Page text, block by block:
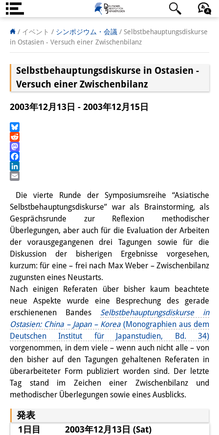
DIJ案内
研究所の概要
チーム
執行部
リサーチ・チーム
客員研究員
奨学生
研修生
研究活動
研究活動の概要
研究クラスター
日本におけるサステナビリティ
研究クラスター
デジタル・トランスフォーメー
ション
研究クラスター
トランスリージョナル・ジャパ
ン
日本語 English Deutsch
/ イベント / シンポジウム・会議 / Selbstbehauptungsdiskurse
in Ostasien - Versuch einer Zwischenbilanz
Selbstbehauptungsdiskurse in Ostasien -
Versuch einer Zwischenbilanz
2003年12月13日 - 2003年12月15日
Bluesky
Reddit
Mastodon
Facebook
LinkedIn
Die vierte Runde der Symposiumsreihe “Asiatische
Selbstbehauptungsdiskurse” war als Brainstorming, als
Gesprächsrunde zur Reflexion methodischer
Überlegungen, aber auch für die Evaluation der Arbeiten
der vorausgegangenen drei Tagungen sowie für die
Diskussion der bisherigen Ergebnisse vorgesehen,
kurzum: für eine – frei nach Max Weber – Zwischenbilanz
zugunsten eines Neustarts.
Nach einigen Referaten über bisher kaum beachtete
neue Aspekte wurde eine Besprechung des gerade
erschienenen Bandes Selbstbehauptungsdiskurse in
Ostasien: China – Japan – Korea(Monographien aus dem
Deutschen Institut für Japanstudien, Bd. 34)
vorgenommen, in dem viele – wenn auch nicht alle – von
den bisher auf den Tagungen gehaltenen Referaten in
überarbeiteter Form publiziert worden sind. Der letzte
Tag stand im Zeichen einer Zwischenbilanz und
methodischer Überlegungen sowie eines Ausblicks.
発表
1日目 2003年12月13日 (Sat)